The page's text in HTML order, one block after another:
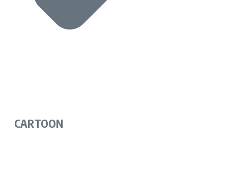
CARTOON